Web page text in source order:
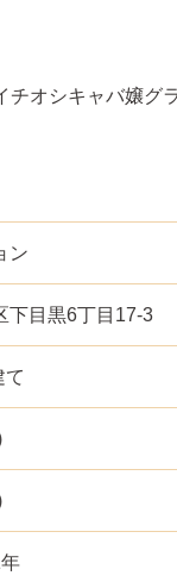
チオシキャバ嬢グ
ン
下目黒6丁目17-3
て